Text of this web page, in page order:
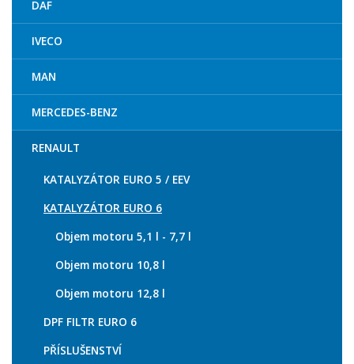
DAF
IVECO
MAN
MERCEDES-BENZ
RENAULT
KATALYZÁTOR EURO 5 / EEV
KATALYZÁTOR EURO 6
Objem motoru 5,1 l - 7,7 l
Objem motoru 10,8 l
Objem motoru 12,8 l
DPF FILTR EURO 6
PŘÍSLUŠENSTVÍ